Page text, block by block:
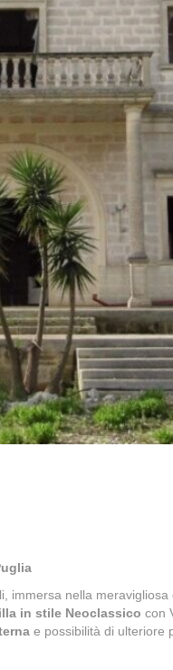
immersa nella meravigliosa
in stile Neoclassico con
e possibilità di ulteriore